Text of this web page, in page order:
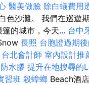
醫美做臉 除白蟻費用
色沙灘。 我們在巡遊
的城市，今天... 台中
長照 台胞證過期
台北會計師 室內設計推
防水膠 提升在地搜尋的
習班 殺蟑螂 Beach酒